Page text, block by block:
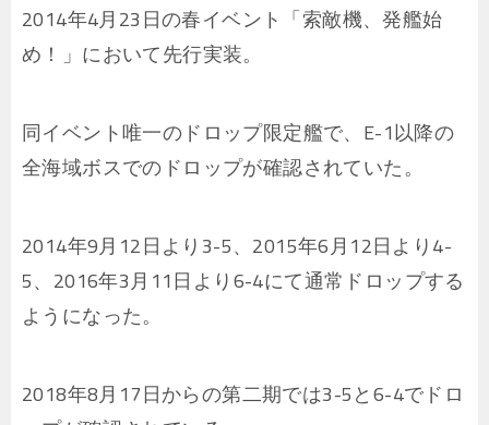
2014年4月23日の春イベント「索敵機、発艦始
め！」において先行実装。
同イベント唯一のドロップ限定艦で、E-1以降の
全海域ボスでのドロップが確認されていた。
2014年9月12日より3-5、2015年6月12日より4-
5、2016年3月11日より6-4にて通常ドロップする
ようになった。
2018年8月17日からの第二期では3-5と6-4でドロ